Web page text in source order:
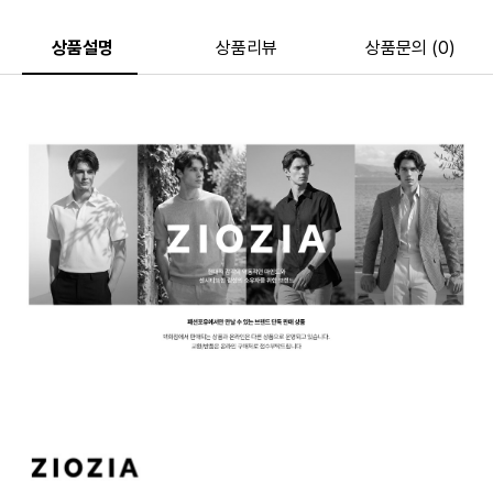
상품설명 상품리뷰 상품문의 (0)